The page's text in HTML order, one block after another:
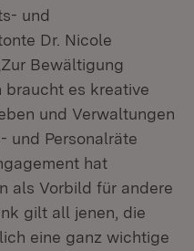
und
Dr. Nicole
Bewältigung
braucht es kreative
und Verwaltungen
und Personalräte
hat
als Vorbild für andere
gilt all jenen, die
eine ganz wichtige